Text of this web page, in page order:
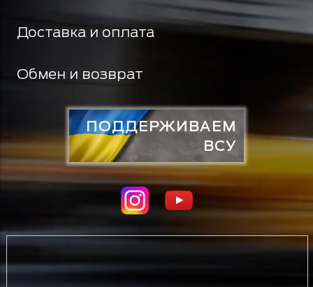
Доставка и оплата
Обмен и возврат
ПОДДЕРЖИВАЕМ
ВСУ